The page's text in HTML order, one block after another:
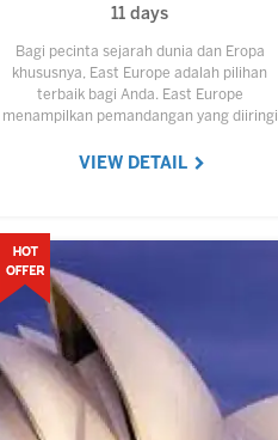
11 days
Bagi pecinta sejarah dunia dan Eropa
khususnya, East Europe adalah pilihan
terbaik bagi Anda. East Europe
menampilkan pemandangan yang diiringi
disimak. Nikmati keindahan
VIEW DETAIL